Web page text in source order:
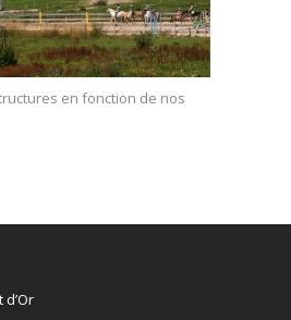
en fonction de nos